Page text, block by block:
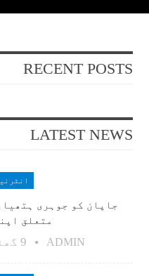
RECENT POSTS
LATEST NEWS
جاپان کو جوہری
متعلق
ADMIN 9 گھنٹے ago